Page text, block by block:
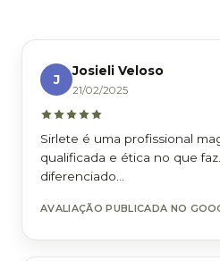
J
Josieli Veloso
21/02/2025
Sirlete é uma profissional
qualificada e ética no que
diferenciado...
AVALIAÇÃO PUBLICADA NO